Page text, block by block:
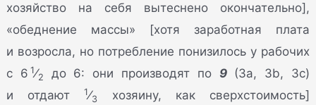
хозяйство на себя вытеснено окончательно],
«обеднение массы» [хотя заработная плата
и возросла, но потребление понизилось у рабочих
с 6 1⁄2 до 6: они производят по 9(За, Зb, Зс)
и отдают
1⁄3
хозяину, как сверхстоимость]